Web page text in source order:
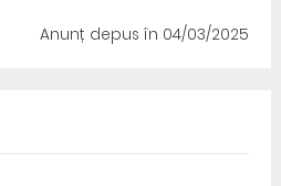
Anunț depusîn 04/03/2025